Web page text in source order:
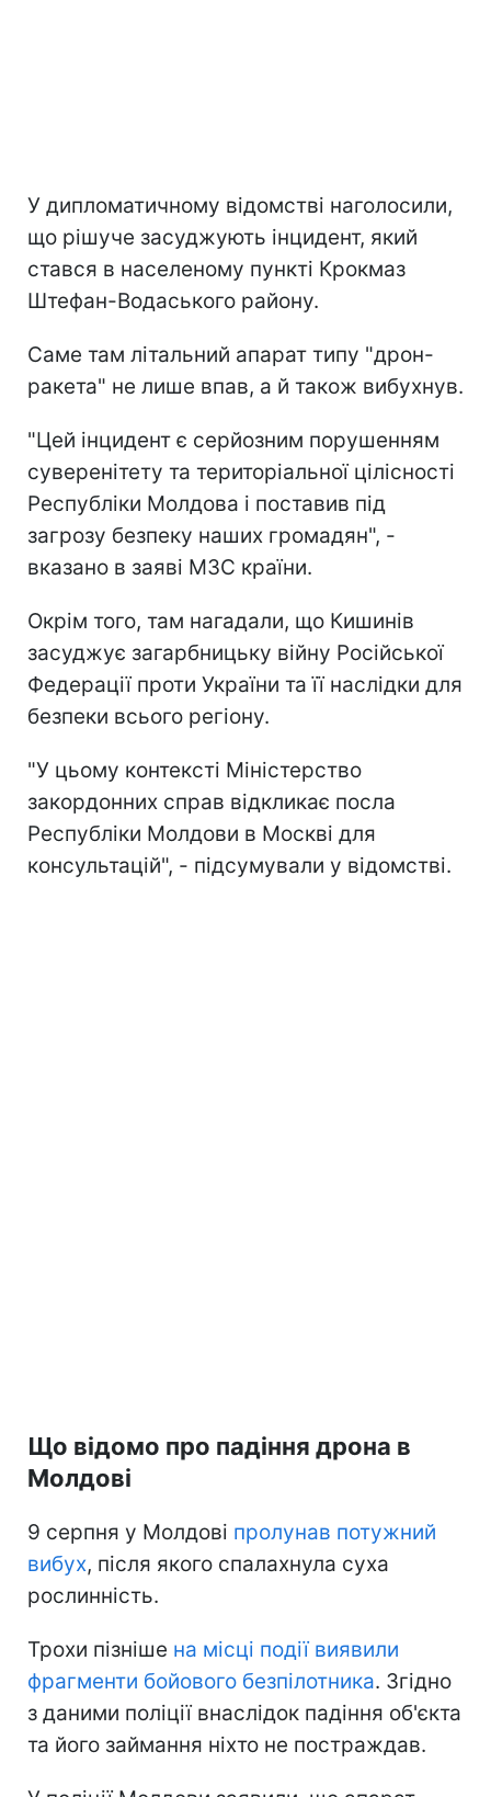
У дипломатичному відомстві наголосили,
що рішуче засуджують інцидент, який
стався в населеному пункті Крокмаз
Штефан-Водаського району.
Саме там літальний апарат типу "дрон-
ракета" не лише впав, а й також вибухнув.
"Цей інцидент є серйозним порушенням
суверенітету та територіальної цілісності
Республіки Молдова і поставив під
загрозу безпеку наших громадян", -
вказано в заяві МЗС країни.
Окрім того, там нагадали, що Кишинів
засуджує загарбницьку війну Російської
Федерації проти України та її наслідки для
безпеки всього регіону.
"У цьому контексті Міністерство
закордонних справ відкликає посла
Республіки Молдови в Москві для
консультацій", - підсумували у відомстві.
Що відомо про падіння дрона в
Молдові
9 серпня у Молдові пролунав потужний
вибух, після якого спалахнула суха
рослинність.
Трохи пізніше на місці події виявили
фрагменти бойового безпілотника. Згідно
з даними поліції внаслідок падіння об'єкта
та його займання ніхто не постраждав.